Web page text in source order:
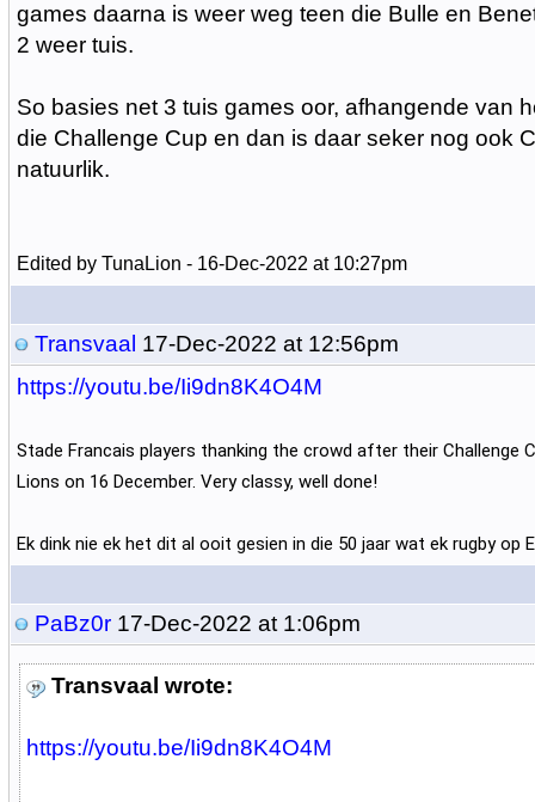
games daarna is weer weg teen die Bulle en
2 weer tuis.
So basies net 3 tuis games oor, afhangende van
die Challenge Cup en dan is daar seker nog ook
natuurlik.
Edited by TunaLion - 16-Dec-2022 at 10:27pm
Transvaal 17-Dec-2022 at 12:56pm
https://youtu.be/Ii9dn8K4O4M
Stade Francais players thanking the crowd after their Challenge
Lions on 16 December. Very classy, well done!
Ek dink nie ek het dit al ooit gesien in die 50 jaar wat ek rugby op
PaBz0r17-Dec-2022 at 1:06pm
Transvaal wrote:
https://youtu.be/Ii9dn8K4O4M